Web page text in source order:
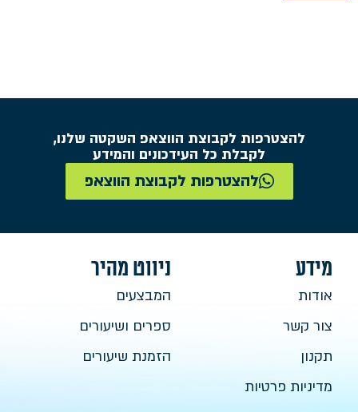
להצטרפות לקבוצת הווצאפ השקטה שלנו,
לקבלת כל העידכונים והמידע
להצטרפות לקבוצת הווצאפ
מידע
אודות
צור קשר
תקנון
מדיניות פרטיות
ניווט מהיר
המבצעים
ספרים ושיעורים
הזמנת שיעורים